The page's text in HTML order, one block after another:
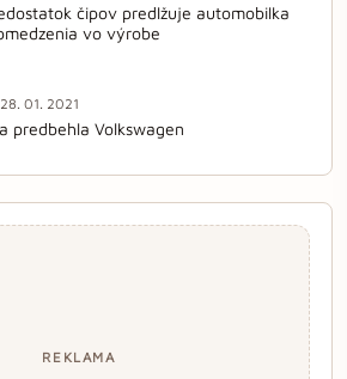
čipov predlžuje automobilka
vo výrobe
28. 01. 2021
predbehla Volkswagen
REKLAMA